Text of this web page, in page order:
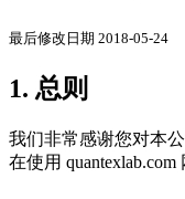
最后修改日期 2018-05-24
1. 总则
我们非常感谢您对本
在使用